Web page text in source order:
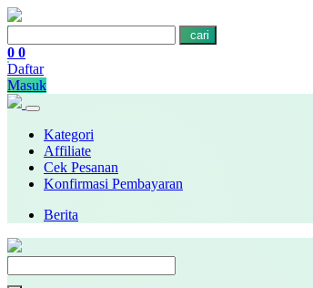
cari
0 0
Daftar
Masuk
Kategori
Affiliate
Cek Pesanan
Konfirmasi Pembayaran
Berita